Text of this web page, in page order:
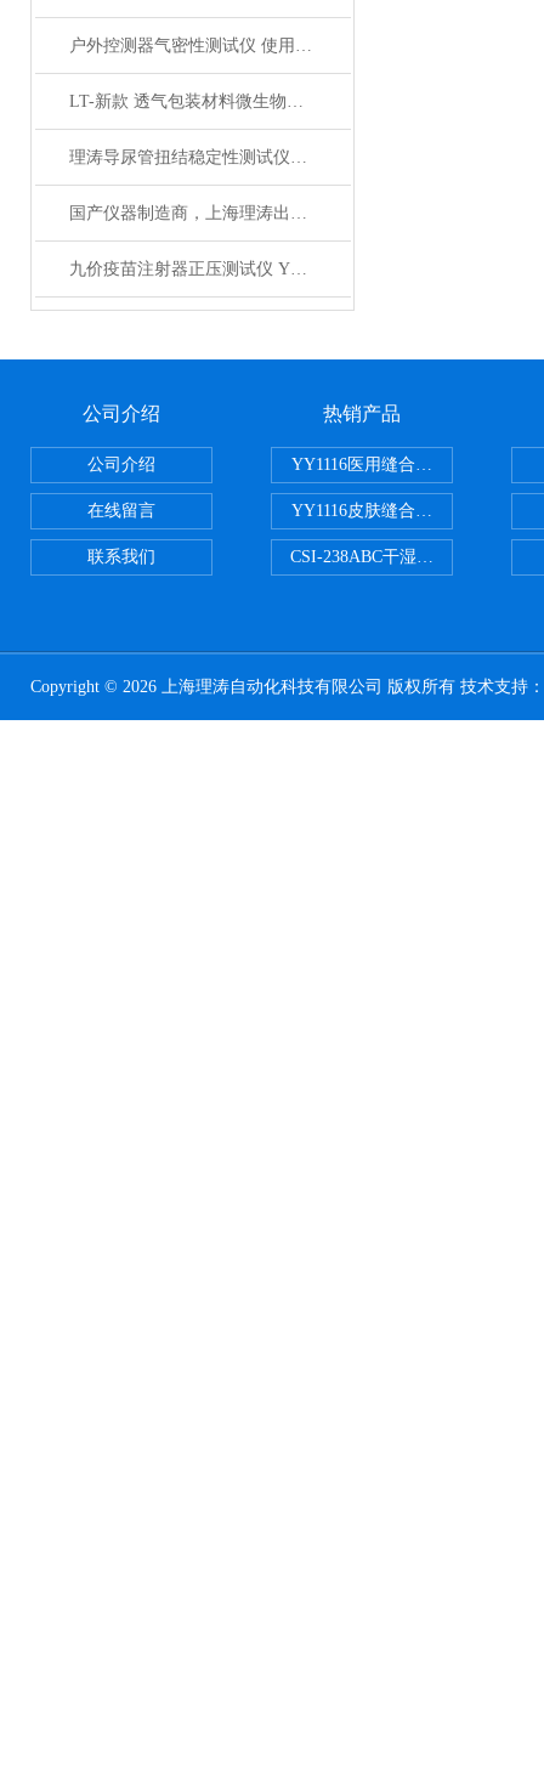
户外控测器气密性测试仪 使用步骤解析 上海理涛
LT-新款 透气包装材料微生物屏障分等试验仪 客户需自备以下配置
理涛导尿管扭结稳定性测试仪应用设计 测试稳定
国产仪器制造商，上海理涛出品 吻合器包装剥离强度测试仪 仪器测试原理
九价疫苗注射器正压测试仪 YY/T0573.3-2019 试验步骤
公司介绍
公司介绍
在线留言
联系我们
热销产品
YY1116医用缝合线线径试验仪
YY1116皮肤缝合线线径测量仪
CSI-238ABC干湿电动摩擦色牢度
Copyright © 2026 上海理涛自动化科技有限公司 版权所有 技术支持：